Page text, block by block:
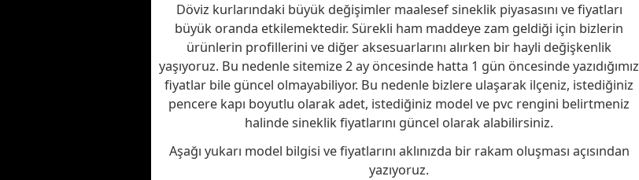
Döviz kurlarındaki büyük değişimler maalesef sineklik piyasasını ve fiyatları
büyük oranda etkilemektedir. Sürekli ham maddeye zam geldiği için bizlerin
ürünlerin profillerini ve diğer aksesuarlarını alırken bir hayli değişkenlik
yaşıyoruz. Bu nedenle sitemize 2 ay öncesinde hatta 1 gün öncesinde yazıdığımız
fiyatlar bile güncel olmayabiliyor. Bu nedenle bizlere ulaşarak ilçeniz, istediğiniz
pencere kapı boyutlu olarak adet, istediğiniz model ve pvc rengini belirtmeniz
halinde sineklik fiyatlarını güncel olarak alabilirsiniz.
Aşağı yukarı model bilgisi ve fiyatlarını aklınızda bir rakam oluşması açısından
yazıyoruz.